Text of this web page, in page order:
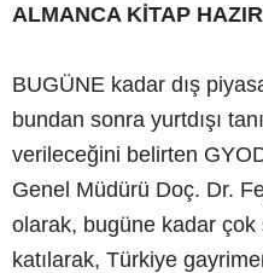
ALMANCA KİTAP
BUGÜNE kadar dış
bundan sonra yurtdışı
verileceğini belirten
Genel Müdürü Doç. Dr.
olarak, bugüne kadar çok
katılarak, Türkiye